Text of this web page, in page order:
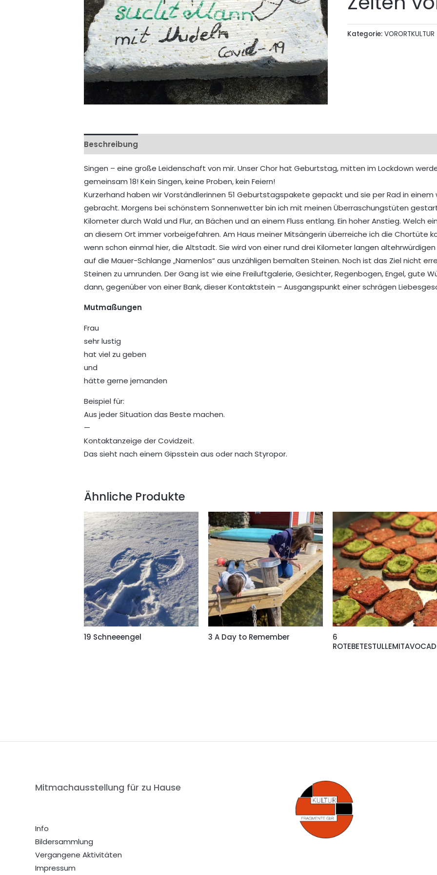
Kategorie: VORORTKULTUR
Beschreibung
Singen – eine große Leidenschaft von mir. Unser Chor hat Geburtstag, mitten im Lockdown
gemeinsam 18! Kein Singen, keine Proben, kein Feiern!
Kurzerhand haben wir Vorständlerinnen 51 Geburtstagspakete gepackt und sie per Rad in einem
gebracht. Morgens bei schönstem Sonnenwetter bin ich mit meinen Überraschungstüten
Kilometer durch Wald und Flur, an Bächen und an einem Fluss entlang. Ein hoher Anstieg. Welch
an diesem Ort immer vorbeigefahren. Am Haus meiner Mitsängerin überreiche ich die Chortüte
wenn schon einmal hier, die Altstadt. Sie wird von einer rund drei Kilometer langen
auf die Mauer-Schlange „Namenlos“ aus unzähligen bemalten Steinen. Noch ist das Ziel nicht
Steinen zu umrunden. Der Gang ist wie eine Freiluftgalerie, Gesichter, Regenbogen, Engel, gute
dann, gegenüber von einer Bank, dieser Kontaktstein – Ausgangspunkt einer schrägen
Mutmaßungen
Frau
sehr lustig
hat viel zu geben
und
hätte gerne jemanden
Beispiel für:
Aus jeder Situation das Beste machen.
—
Kontaktanzeige der Covidzeit.
Das sieht nach einem Gipsstein aus oder nach Styropor.
Ähnliche Produkte
19 Schneeengel 3 A Day to Remember
6
Mitmachausstellung für zu Hause
Info
Bildersammlung
Vergangene Aktivitäten
Impressum